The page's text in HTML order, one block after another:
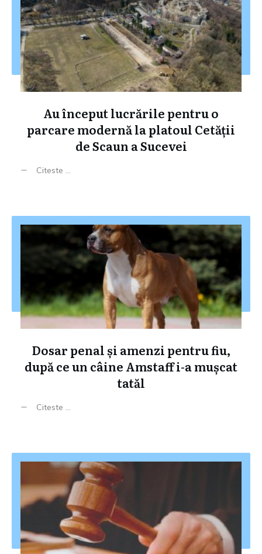
Au început lucrările pentru o
parcare modernă la platoul Cetății
de Scaun a Sucevei
Citeste ...
Dosar penal și amenzi pentru fiu,
după ce un câine Amstaff i-a mușcat
tatăl
Citeste ...